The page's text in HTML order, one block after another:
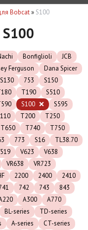
Bobcat» S100
Bonfiglioli
JCB
Ferguson
Dana Spicer
S130 753
S150
T190
S510
S100
S595
T200
T250
T650 T740
T750
773 S16
TL38.70
V623
V638
VR638
VR723
2200 2400
2410
742 743
843
A300
A770
BL-series
TD-series
A-series
CT-series